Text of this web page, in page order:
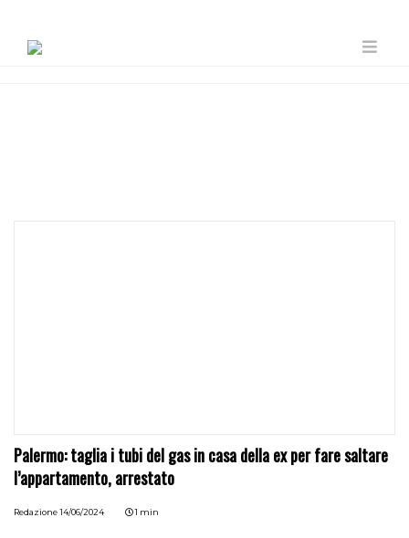
Palermo: taglia i tubi del gas in casa della ex per fare saltare
l’appartamento, arrestato
Redazione 14/06/2024 1 min